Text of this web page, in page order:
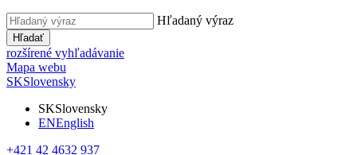
Hľadaný výraz
Hľadať
rozšírené vyhľadávanie
Mapa webu
SKSlovensky
SKSlovensky
ENEnglish
+421 42 4632 937